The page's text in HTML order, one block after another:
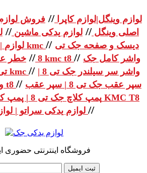
لوازم وینگل|لوازم کاپرا // فروش
اصلی وینگل // لوازم یدکی ماشین //
| لوازم یدکی جک t8 | لوازم kmc // دیسک و صفحه جک تی
8
// خطر عقب جک تی 8 | خطر kmc t8 // واشر کامل جک
تی 8 | واشر کامل جک kmc // واشر سر سیلندر جک تی 8 |
واشر سر سیلندر جک t8 // سپر عقب جک تی 8 | سپر عقب
پمپ کلاچ جک تی 8 | پمپ کلاچ KMC T8
//
فروشگاه اینترنتی حضوری
ثبت ایمیل